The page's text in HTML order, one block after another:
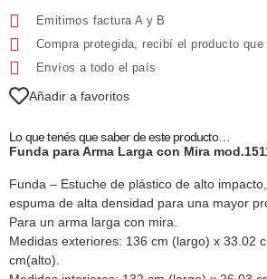
Emitimos factura A y B
Compra protegida, recibí el producto que
Envíos a todo el país
Añadir a favoritos
Lo que tenés que saber de este producto…
Funda para Arma Larga con Mira
Funda – Estuche de plástico de alto
espuma de alta densidad para una mayor
Para un arma larga con mira.
Medidas exteriores: 136 cm (largo) x 33.02
cm(alto).